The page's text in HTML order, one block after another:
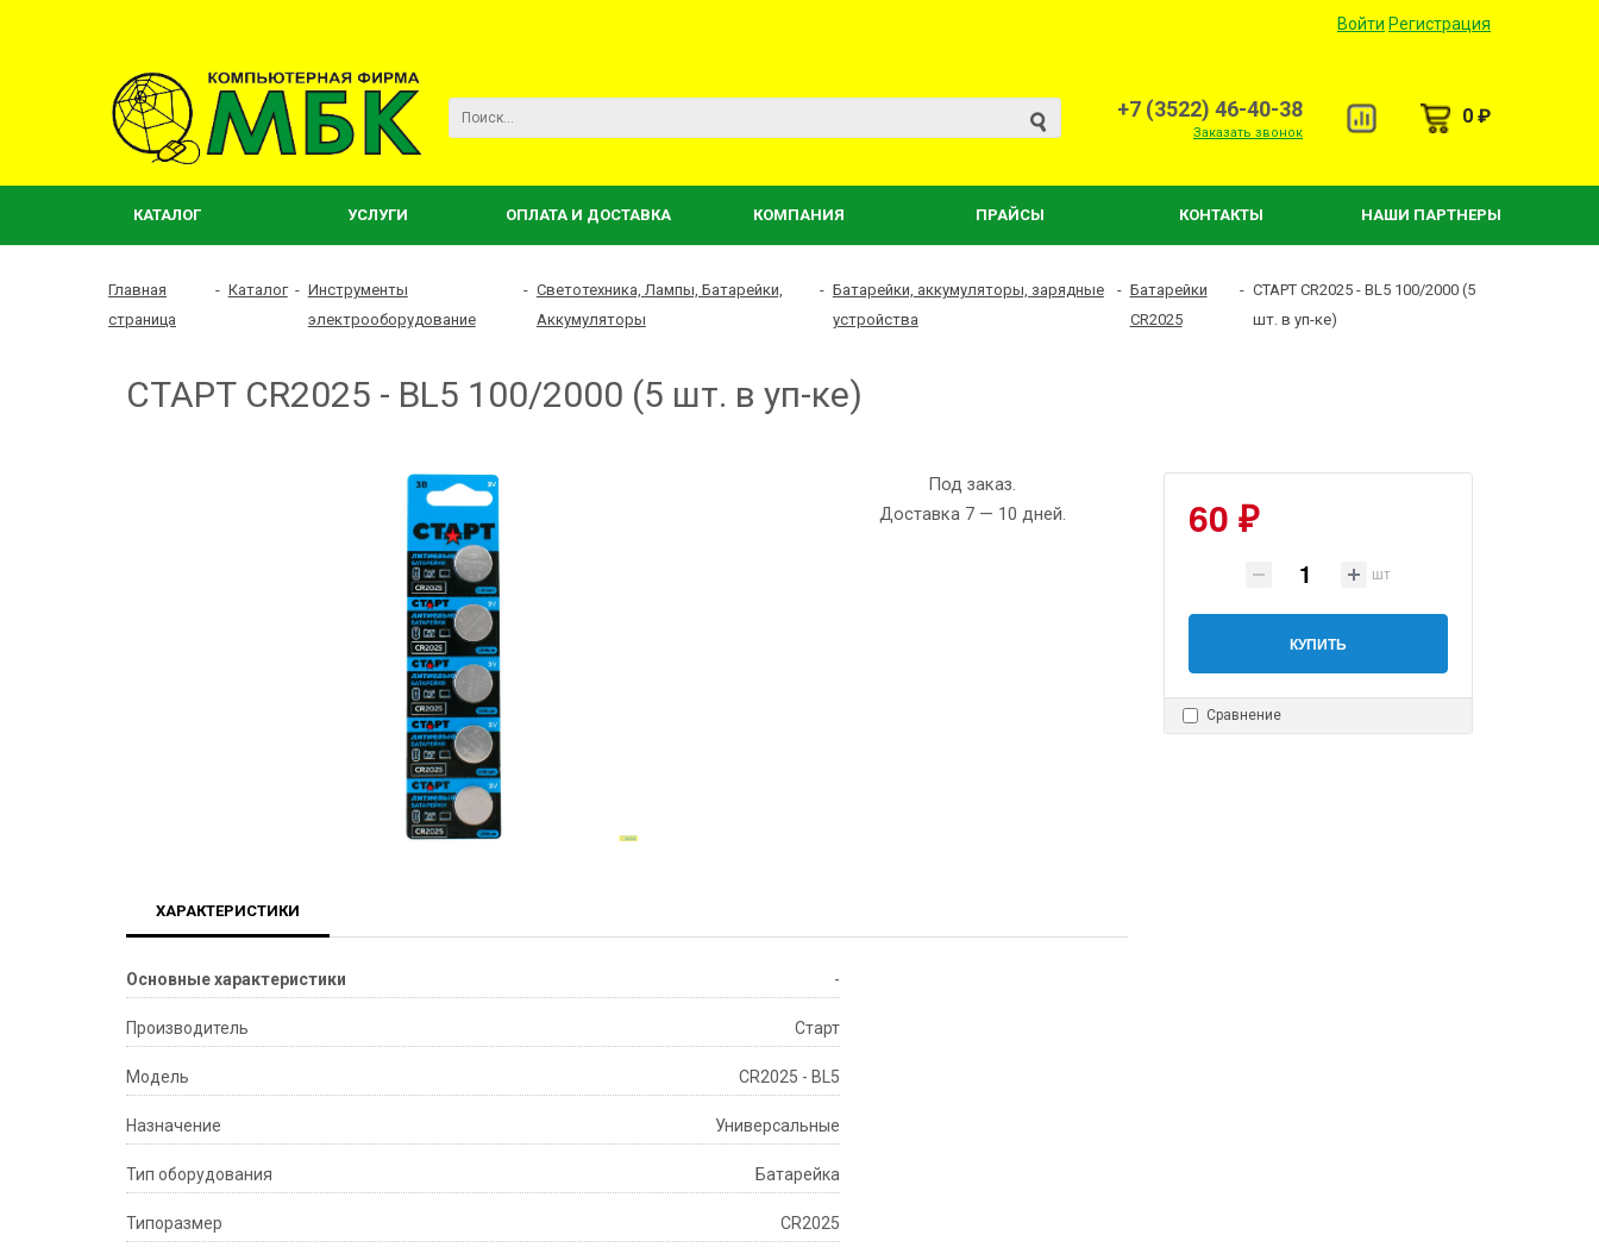
Войти Регистрация
+7 (3522) 46-40-38
Заказать звонок
0 ₽
КАТАЛОГ УСЛУГИ ОПЛАТА И ДОСТАВКА КОМПАНИЯ ПРАЙСЫ КОНТАКТЫ НАШИ ПАРТНЕРЫ
Главная
страница
- Каталог - Инструменты
электрооборудование
- Светотехника, Лампы, Батарейки,
Аккумуляторы
- Батарейки, аккумуляторы, зарядные
устройства
- Батарейки
CR2025
- СТАРТ CR2025 - BL5 100/2000 (5
шт. в уп-ке)
СТАРТ CR2025 - BL5 100/2000 (5 шт. в уп-ке)
Под заказ.
Доставка 7 — 10 дней.
60 ₽
шт
КУПИТЬ
Сравнение
ХАРАКТЕРИСТИКИ
Основные характеристики -
Производитель Старт
Модель CR2025 - BL5
Назначение Универсальные
Тип оборудования Батарейка
Типоразмер CR2025